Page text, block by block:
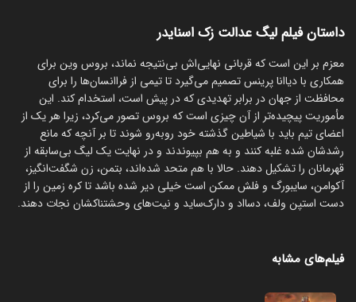
داستان فیلم لیگ عدالت زک اسنایدر
معزم بر این است که قربانی نهایی‌اش بی‌نتیجه نماند، بروس وین برای
همکاری با دیاانا پرینس تصمیم می‌گیرد تا تیمی از فراانسان‌ها را برای
محافظت از جهان در برابر تهدیدی که در پیش است، استخدام کند. این
مأموریت پیچیده‌تر از آن چیزی است که بروس تصور می‌کرد، زیرا هر یک از
اعضای تیم باید با شیاطین گذشته خود روبه‌رو شوند تا بر آنچه که مانع
رشدشان شده غلبه کنند و به هم بپیوندند و در نهایت یک لیگ بی‌سابقه از
قهرمانان را تشکیل دهند. حالا با هم متحد شده‌اند، بتمن، زن شگفت‌انگیز،
آکوامن، سایبورگ و فلش ممکن است خیلی دیر شده باشد تا کره زمین را از
دست استپن ولف، دسااد و دارک‌ساید و نیت‌های وحشتناکشان نجات دهند.
فیلم‌های مشابه